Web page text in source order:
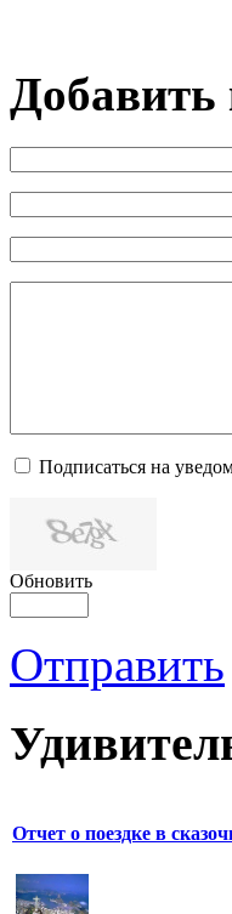
Подписаться на
Обновить
Отправить
Отчет о поездке в